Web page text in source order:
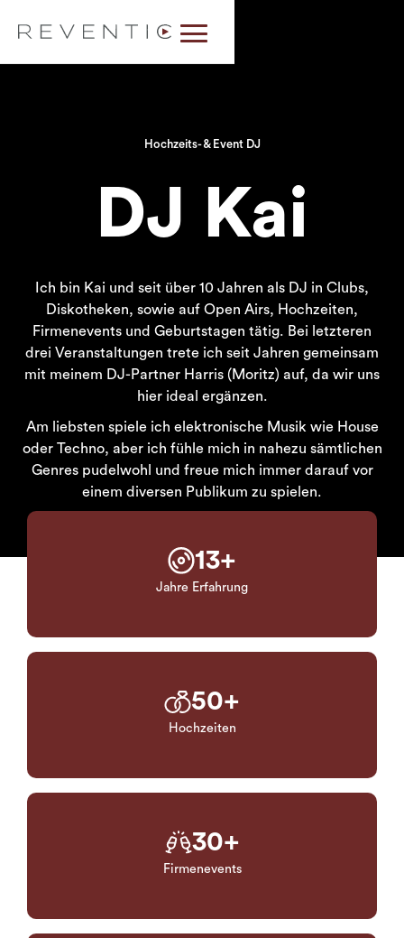
Hochzeits- & Event DJ
DJ Kai
Ich bin Kai und seit über 10 Jahren als DJ in Clubs,
Diskotheken, sowie auf Open Airs, Hochzeiten,
Firmenevents und Geburtstagen tätig. Bei letzteren
drei Veranstaltungen trete ich seit Jahren gemeinsam
mit meinem DJ-Partner Harris (Moritz) auf, da wir uns
hier ideal ergänzen.
Am liebsten spiele ich elektronische Musik wie House
oder Techno, aber ich fühle mich in nahezu sämtlichen
Genres pudelwohl und freue mich immer darauf vor
einem diversen Publikum zu spielen.
13+
Jahre Erfahrung
50+
Hochzeiten
30+
Firmenevents